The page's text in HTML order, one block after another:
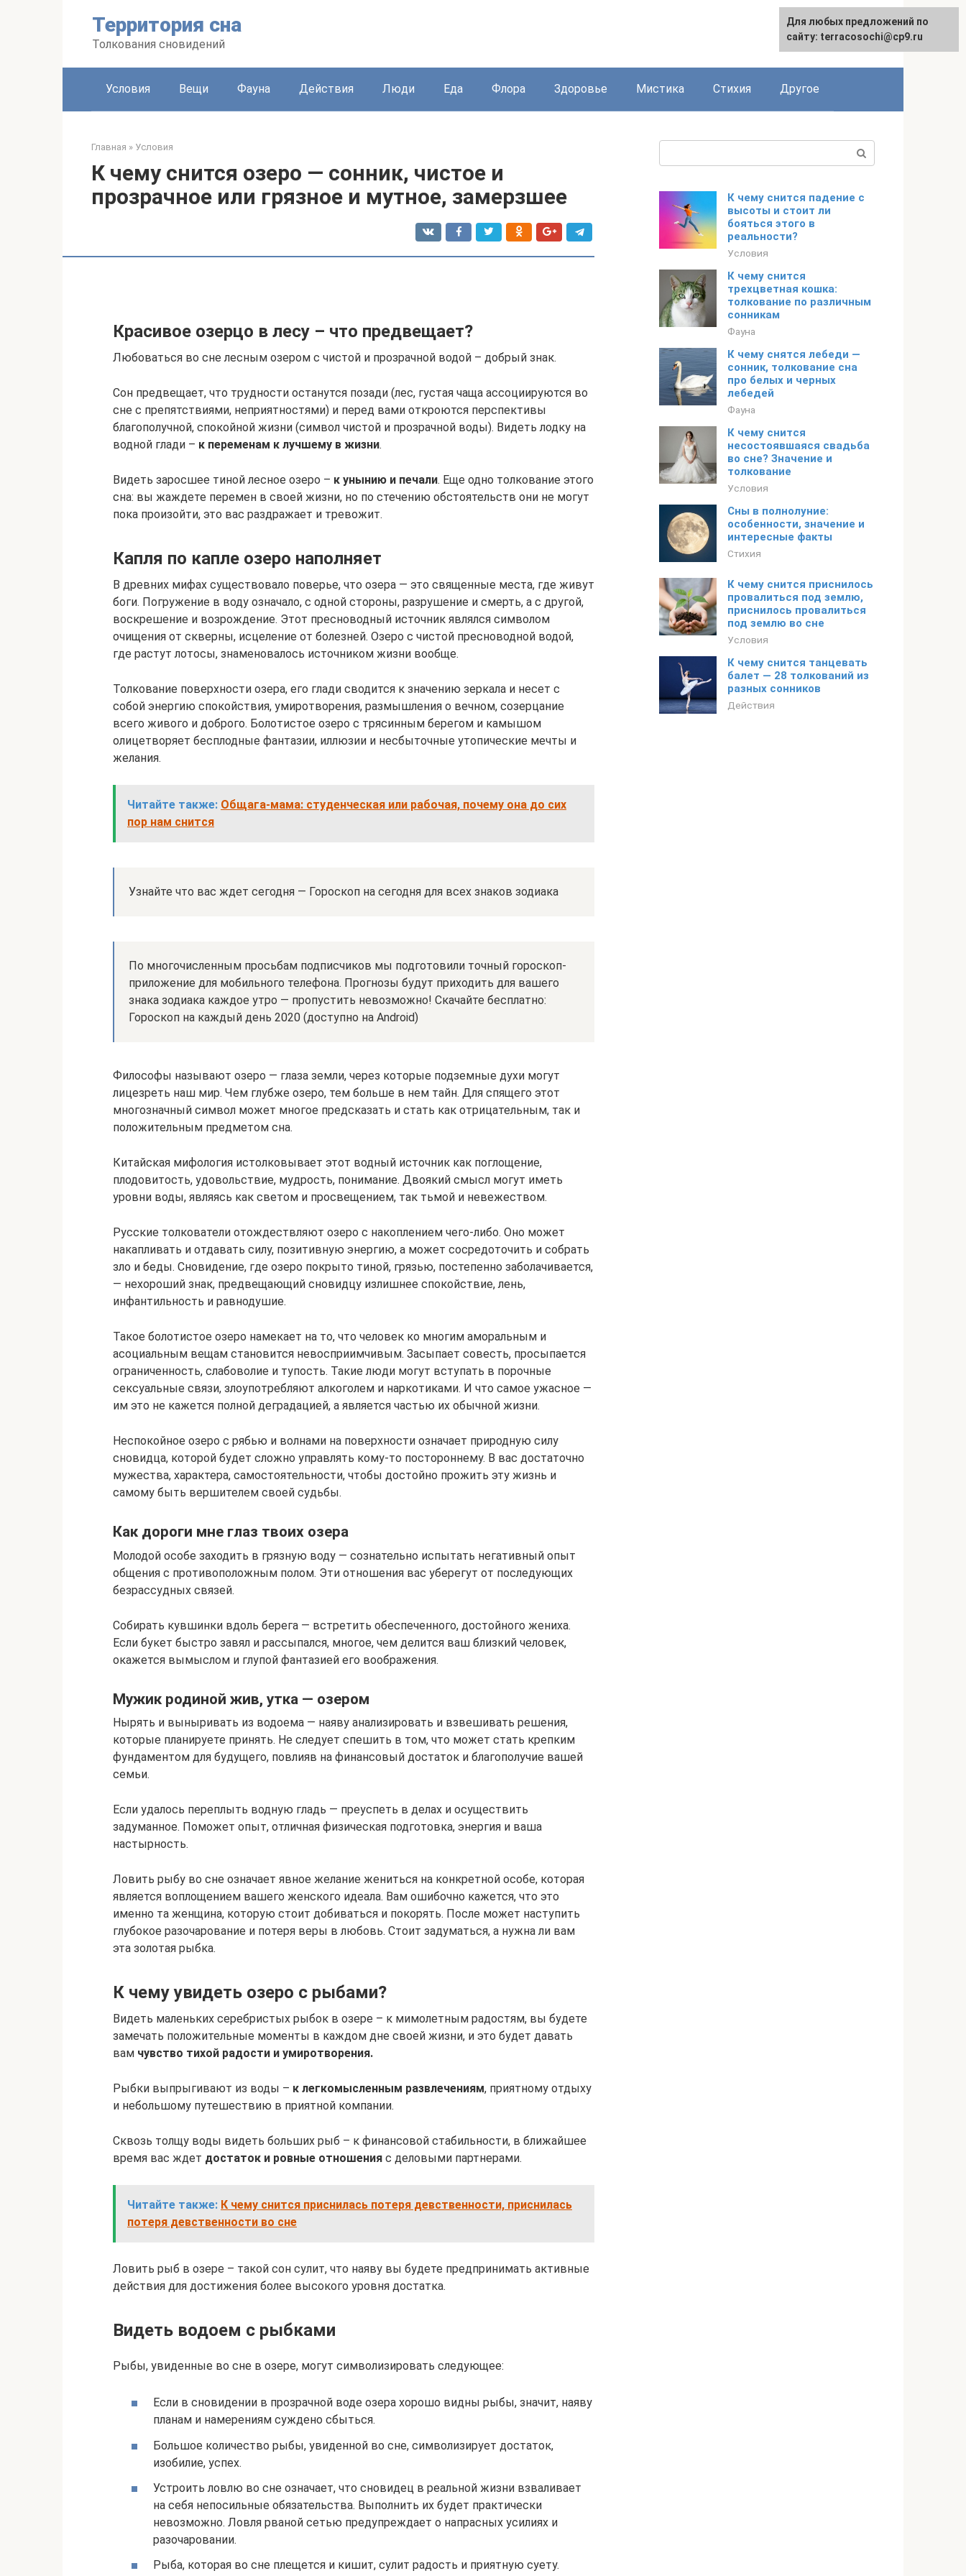
Территория сна
Толкования сновидений
Условия Вещи Фауна Действия Люди Еда Флора Здоровье Мистика Стихия Другое
Главная » Условия
К чему снится озеро — сонник, чистое и
прозрачное или грязное и мутное, замерзшее
Красивое озерцо в лесу – что предвещает?
Любоваться во сне лесным озером с чистой и прозрачной водой – добрый знак.
Сон предвещает, что трудности останутся позади (лес, густая чаща ассоциируются во
сне с препятствиями, неприятностями) и перед вами откроются перспективы
благополучной, спокойной жизни (символ чистой и прозрачной воды). Видеть лодку на
водной глади – к переменам к лучшему в жизни.
Видеть заросшее тиной лесное озеро – к унынию и печали. Еще одно толкование этого
сна: вы жаждете перемен в своей жизни, но по стечению обстоятельств они не могут
пока произойти, это вас раздражает и тревожит.
Капля по капле озеро наполняет
В древних мифах существовало поверье, что озера — это священные места, где живут
боги. Погружение в воду означало, с одной стороны, разрушение и смерть, а с другой,
воскрешение и возрождение. Этот пресноводный источник являлся символом
очищения от скверны, исцеление от болезней. Озеро с чистой пресноводной водой,
где растут лотосы, знаменовалось источником жизни вообще.
Толкование поверхности озера, его глади сводится к значению зеркала и несет с
собой энергию спокойствия, умиротворения, размышления о вечном, созерцание
всего живого и доброго. Болотистое озеро с трясинным берегом и камышом
олицетворяет бесплодные фантазии, иллюзии и несбыточные утопические мечты и
желания.
Читайте также: Общага-мама: студенческая или рабочая, почему она до сих
пор нам снится
Узнайте что вас ждет сегодня — Гороскоп на сегодня для всех знаков зодиака
По многочисленным просьбам подписчиков мы подготовили точный гороскоп-
приложение для мобильного телефона. Прогнозы будут приходить для вашего
знака зодиака каждое утро — пропустить невозможно! Скачайте бесплатно:
Гороскоп на каждый день 2020 (доступно на Android)
Философы называют озеро — глаза земли, через которые подземные духи могут
лицезреть наш мир. Чем глубже озеро, тем больше в нем тайн. Для спящего этот
многозначный символ может многое предсказать и стать как отрицательным, так и
положительным предметом сна.
Китайская мифология истолковывает этот водный источник как поглощение,
плодовитость, удовольствие, мудрость, понимание. Двоякий смысл могут иметь
уровни воды, являясь как светом и просвещением, так тьмой и невежеством.
Русские толкователи отождествляют озеро с накоплением чего-либо. Оно может
накапливать и отдавать силу, позитивную энергию, а может сосредоточить и собрать
зло и беды. Сновидение, где озеро покрыто тиной, грязью, постепенно заболачивается,
— нехороший знак, предвещающий сновидцу излишнее спокойствие, лень,
инфантильность и равнодушие.
Такое болотистое озеро намекает на то, что человек ко многим аморальным и
асоциальным вещам становится невосприимчивым. Засыпает совесть, просыпается
ограниченность, слабоволие и тупость. Такие люди могут вступать в порочные
сексуальные связи, злоупотребляют алкоголем и наркотиками. И что самое ужасное —
им это не кажется полной деградацией, а является частью их обычной жизни.
Неспокойное озеро с рябью и волнами на поверхности означает природную силу
сновидца, которой будет сложно управлять кому-то постороннему. В вас достаточно
мужества, характера, самостоятельности, чтобы достойно прожить эту жизнь и
самому быть вершителем своей судьбы.
Как дороги мне глаз твоих озера
Молодой особе заходить в грязную воду — сознательно испытать негативный опыт
общения с противоположным полом. Эти отношения вас уберегут от последующих
безрассудных связей.
Собирать кувшинки вдоль берега — встретить обеспеченного, достойного жениха.
Если букет быстро завял и рассыпался, многое, чем делится ваш близкий человек,
окажется вымыслом и глупой фантазией его воображения.
Мужик родиной жив, утка — озером
Нырять и выныривать из водоема — наяву анализировать и взвешивать решения,
которые планируете принять. Не следует спешить в том, что может стать крепким
фундаментом для будущего, повлияв на финансовый достаток и благополучие вашей
семьи.
Если удалось переплыть водную гладь — преуспеть в делах и осуществить
задуманное. Поможет опыт, отличная физическая подготовка, энергия и ваша
настырность.
Ловить рыбу во сне означает явное желание жениться на конкретной особе, которая
является воплощением вашего женского идеала. Вам ошибочно кажется, что это
именно та женщина, которую стоит добиваться и покорять. После может наступить
глубокое разочарование и потеря веры в любовь. Стоит задуматься, а нужна ли вам
эта золотая рыбка.
К чему увидеть озеро с рыбами?
Видеть маленьких серебристых рыбок в озере – к мимолетным радостям, вы будете
замечать положительные моменты в каждом дне своей жизни, и это будет давать
вам чувство тихой радости и умиротворения.
Рыбки выпрыгивают из воды – к легкомысленным развлечениям, приятному отдыху
и небольшому путешествию в приятной компании.
Сквозь толщу воды видеть больших рыб – к финансовой стабильности, в ближайшее
время вас ждет достаток и ровные отношения с деловыми партнерами.
Читайте также: К чему снится приснилась потеря девственности, приснилась
потеря девственности во сне
Ловить рыб в озере – такой сон сулит, что наяву вы будете предпринимать активные
действия для достижения более высокого уровня достатка.
Видеть водоем с рыбками
Рыбы, увиденные во сне в озере, могут символизировать следующее:
Если в сновидении в прозрачной воде озера хорошо видны рыбы, значит, наяву
планам и намерениям суждено сбыться.
Большое количество рыбы, увиденной во сне, символизирует достаток,
изобилие, успех.
Устроить ловлю во сне означает, что сновидец в реальной жизни взваливает
на себя непосильные обязательства. Выполнить их будет практически
невозможно. Ловля рваной сетью предупреждает о напрасных усилиях и
разочаровании.
Рыба, которая во сне плещется и кишит, сулит радость и приятную суету.
К чему снится падение с
высоты и стоит ли
бояться этого в
реальности?
Условия
К чему снится
трехцветная кошка:
толкование по различным
сонникам
Фауна
К чему снятся лебеди —
сонник, толкование сна
про белых и черных
лебедей
Фауна
К чему снится
несостоявшаяся свадьба
во сне? Значение и
толкование
Условия
Сны в полнолуние:
особенности, значение и
интересные факты
Стихия
К чему снится приснилось
провалиться под землю,
приснилось провалиться
под землю во сне
Условия
К чему снится танцевать
балет — 28 толкований из
разных сонников
Действия
Для любых предложений по
сайту: terracosochi@cp9.ru